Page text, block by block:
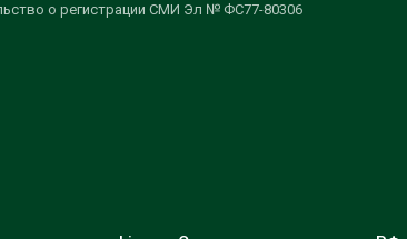
о регистрации СМИ Эл № ФС77-80306